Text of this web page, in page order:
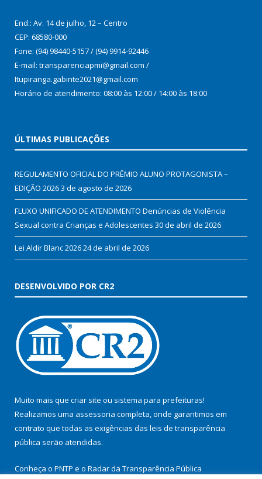
End.: Av. 14 de julho, 12 – Centro
CEP: 68580-000
Fone: (94) 98440-5157 / (94) 9914-92446
E-mail: transparenciapmi@gmail.com /
Itupiranga.gabinte2021@gmail.com
Horário de atendimento: 08:00 às 12:00 / 14:00 às 18:00
ÚLTIMAS PUBLICAÇÕES
REGULAMENTO OFICIAL DO PRÊMIO ALUNO PROTAGONISTA –
EDIÇÃO 20263 de agosto de 2026
FLUXO UNIFICADO DE ATENDIMENTO Denúncias de Violência
Sexual contra Crianças e Adolescentes 30 de abril de 2026
Lei Aldir Blanc 202624 de abril de 2026
DESENVOLVIDO POR CR2
Muito mais que criar site ou sistema para prefeituras!
Realizamos uma assessoria completa, onde garantimos em
contrato que todas as exigências das leis de transparência
pública serão atendidas.
Conheça o PNTP e o Radar da Transparência Pública